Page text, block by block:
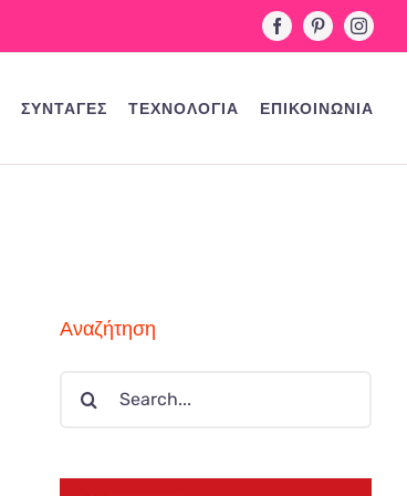
FacebookPinterest
ΣΥΝΤΑΓΕΣ ΤΕΧΝΟΛΟΓΙΑ ΕΠΙΚΟΙΝΩΝΙΑ
Αναζήτηση
Search